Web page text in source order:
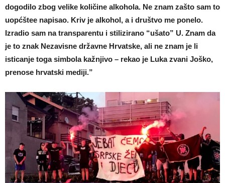
dogodilo zbog velike količine alkohola. Ne znam zašto sam to
uopćštee napisao. Kriv je alkohol, a i društvo me ponelo.
Izradio sam na transparentu i stilizirano “ušato” U. Znam da
je to znak Nezavisne državne Hrvatske, ali ne znam je li
isticanje toga simbola kažnjivo – rekao je Luka zvani Joško,
prenose hrvatski mediji.”